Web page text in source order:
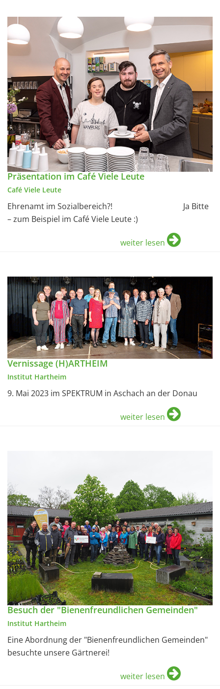
Präsentation im Café Viele Leute
Café Viele Leute
Ehrenamt im Sozialbereich?! Ja Bitte
– zum Beispiel im Café Viele Leute :)
weiter lesen
Vernissage (H)ARTHEIM
Institut Hartheim
9. Mai 2023 im SPEKTRUM in Aschach an der Donau
weiter lesen
Besuch der "Bienenfreundlichen Gemeinden"
Institut Hartheim
Eine Abordnung der "Bienenfreundlichen Gemeinden"
besuchte unsere Gärtnerei!
weiter lesen